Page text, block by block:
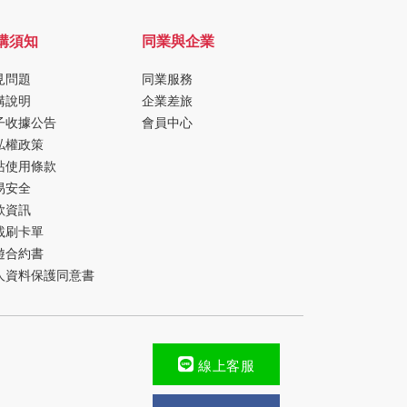
須知
問題
說明
收據公告
權政策
使用條款
安全
資訊
刷卡單
合約書
資料保護同意書
同業與企業
同業服務
企業差旅
會員中心
線上客服